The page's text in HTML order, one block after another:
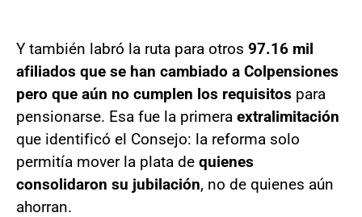
Y también labró la ruta para otros 97.16 mil
afiliados que se han cambiado a Colpensiones
pero que aún no cumplen los requisitos para
pensionarse. Esa fue la primera extralimitación
que identificó el Consejo: la reforma solo
permitía mover la plata de quienes
consolidaron su jubilación, no de quienes aún
ahorran.